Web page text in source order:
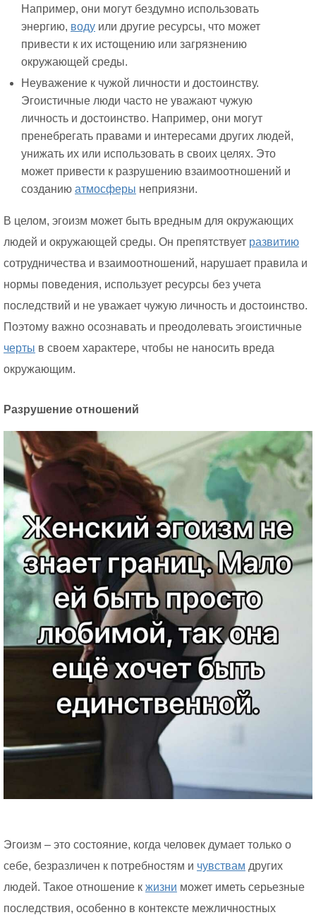
Например, они могут бездумно использовать
энергию, воду или другие ресурсы, что может
привести к их истощению или загрязнению
окружающей среды.
Неуважение к чужой личности и достоинству.
Эгоистичные люди часто не уважают чужую
личность и достоинство. Например, они могут
пренебрегать правами и интересами других людей,
унижать их или использовать в своих целях. Это
может привести к разрушению взаимоотношений и
созданию атмосферы неприязни.
В целом, эгоизм может быть вредным для окружающих
людей и окружающей среды. Он препятствует развитию
сотрудничества и взаимоотношений, нарушает правила и
нормы поведения, использует ресурсы без учета
последствий и не уважает чужую личность и достоинство.
Поэтому важно осознавать и преодолевать эгоистичные
черты в своем характере, чтобы не наносить вреда
окружающим.
Разрушение отношений
Эгоизм – это состояние, когда человек думает только о
себе, безразличен к потребностям и чувствам других
людей. Такое отношение к жизни может иметь серьезные
последствия, особенно в контексте межличностных